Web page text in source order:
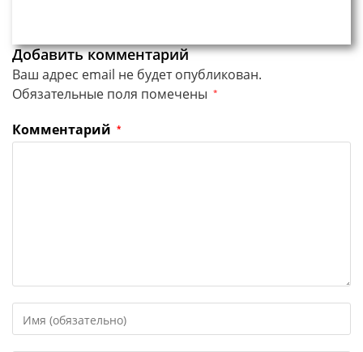
Добавить комментарий
Ваш адрес email не будет опубликован.
Обязательные поля помечены *
Комментарий *
свое